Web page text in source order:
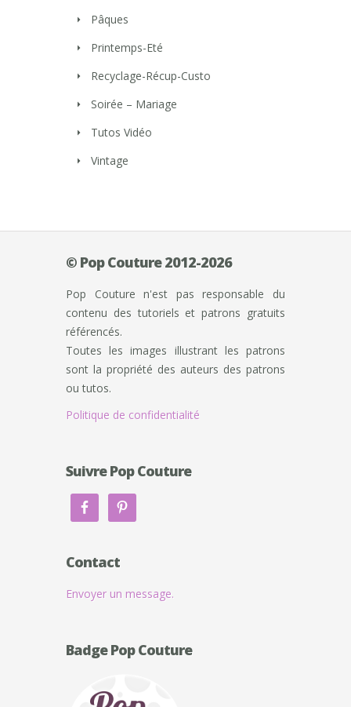
Pâques
Printemps-Eté
Recyclage-Récup-Custo
Soirée – Mariage
Tutos Vidéo
Vintage
© Pop Couture 2012-2026
Pop Couture n'est pas responsable du
contenu des tutoriels et patrons gratuits
référencés.
Toutes les images illustrant les patrons
sont la propriété des auteurs des patrons
ou tutos.
Politique de confidentialité
Suivre Pop Couture
Contact
Envoyer un message.
Badge Pop Couture